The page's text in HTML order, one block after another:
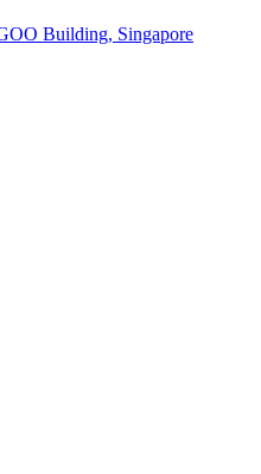
Building, Singapore